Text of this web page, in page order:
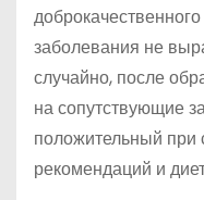
заболевания не
случайно, после
на сопутствующие
положительный
рекомендаций и